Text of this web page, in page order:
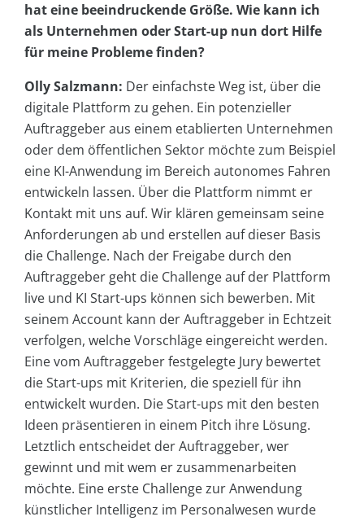
hat eine beeindruckende Größe. Wie kann ich
als Unternehmen oder Start-up nun dort Hilfe
für meine Probleme finden?
Olly Salzmann: Der einfachste Weg ist, über die
digitale Plattform zu gehen. Ein potenzieller
Auftraggeber aus einem etablierten Unternehmen
oder dem öffentlichen Sektor möchte zum Beispiel
eine KI-Anwendung im Bereich autonomes Fahren
entwickeln lassen. Über die Plattform nimmt er
Kontakt mit uns auf. Wir klären gemeinsam seine
Anforderungen ab und erstellen auf dieser Basis
die Challenge. Nach der Freigabe durch den
Auftraggeber geht die Challenge auf der Plattform
live und KI Start-ups können sich bewerben. Mit
seinem Account kann der Auftraggeber in Echtzeit
verfolgen, welche Vorschläge eingereicht werden.
Eine vom Auftraggeber festgelegte Jury bewertet
die Start-ups mit Kriterien, die speziell für ihn
entwickelt wurden. Die Start-ups mit den besten
Ideen präsentieren in einem Pitch ihre Lösung.
Letztlich entscheidet der Auftraggeber, wer
gewinnt und mit wem er zusammenarbeiten
möchte. Eine erste Challenge zur Anwendung
künstlicher Intelligenz im Personalwesen wurde